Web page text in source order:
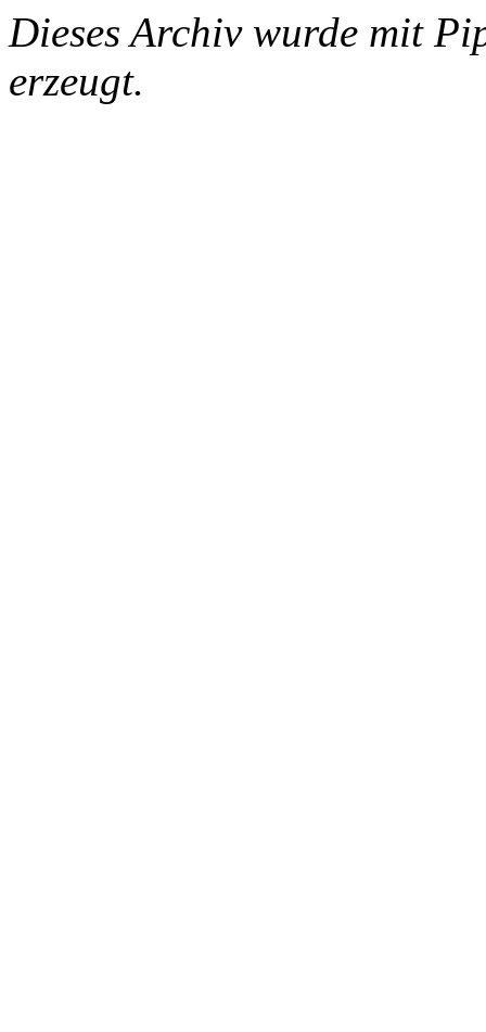
Dieses Archiv wurde mit
erzeugt.